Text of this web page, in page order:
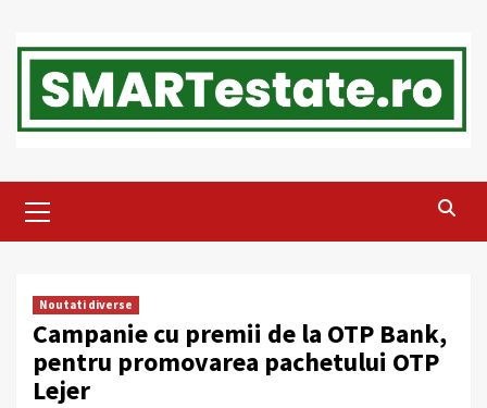
content
Menu
Noutati diverse
Campanie cu premii de la OTP Bank,
pentru promovarea pachetului OTP
Lejer